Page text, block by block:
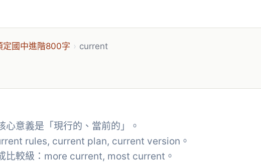
定國中進階800字 › current
意義是「現行的、當前的」。
rules, current plan, current version。
比較級：more current, most current。